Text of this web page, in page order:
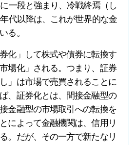
一段と強まり、冷戦終焉（し
代以降は、これが世界的な金
る。
化」して株式や債券に転換す
場化」される。つまり、証券
」は市場で売買されることに
、証券化とは、間接金融型の
金融型の市場取引への転換を
によって金融機関は、信用リ
。だが、その一方で新たなリ